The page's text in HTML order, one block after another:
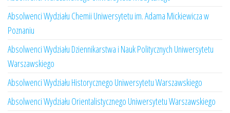
Absolwenci Wydziału Chemii Uniwersytetu im. Adama Mickiewicza w
Poznaniu
Absolwenci Wydziału Dziennikarstwa i Nauk Politycznych Uniwersytetu
Warszawskiego
Absolwenci Wydziału Historycznego Uniwersytetu Warszawskiego
Absolwenci Wydziału Orientalistycznego Uniwersytetu Warszawskiego